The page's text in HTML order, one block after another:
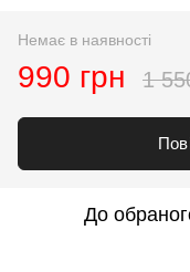
Немає в наявності
990 грн 1
До